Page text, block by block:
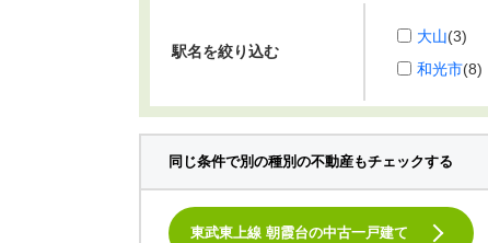
駅名を絞り込む
大山(3)
和光市(8)
同じ条件で別の種別の不動産もチェックする
東武東上線 朝霞台の中古一戸建て